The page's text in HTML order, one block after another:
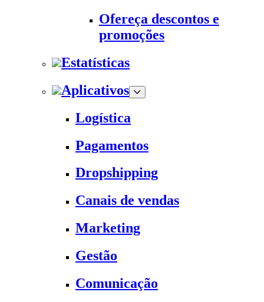
Ofereça descontos e
promoções
Estatísticas
Aplicativos
Logística
Pagamentos
Dropshipping
Canais de vendas
Marketing
Gestão
Comunicação